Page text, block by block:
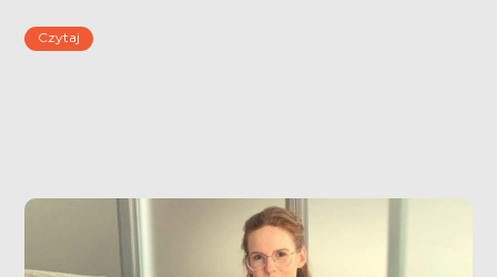
twardej oprawie (można ją spokojnie zabrać na
Czytaj